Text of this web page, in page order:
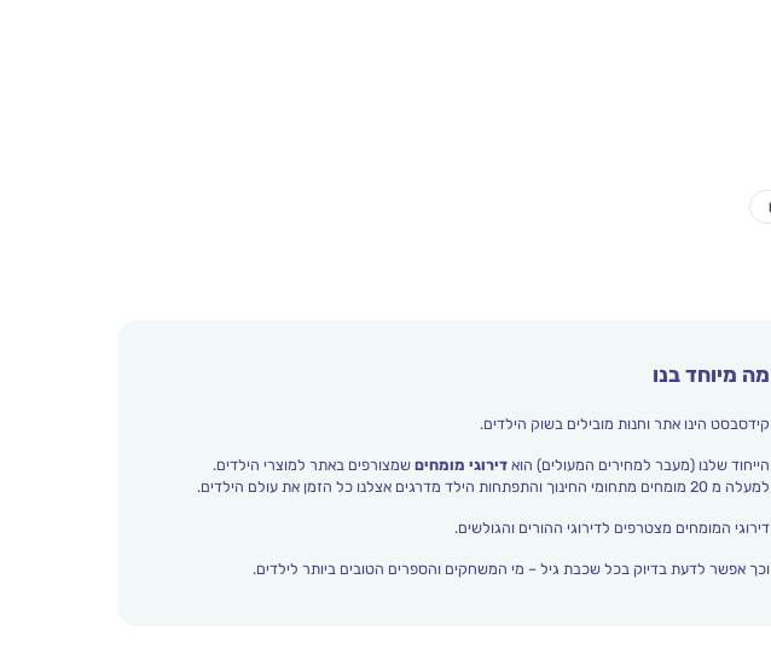
מה מיוחד בנו
קידסבסט הינו אתר וחנות מובילים בשוק הילדים.
הייחוד שלנו (מעבר למחירים המעולים) הוא דירוגי מומחיםשמצורפים באתר למוצרי הילדים.
למעלה מ 20 מומחים מתחומי החינוך והתפתחות הילד מדרגים אצלנו כל הזמן את עולם הילדים.
דירוגי המומחים מצטרפים לדירוגי ההורים והגולשים.
וכך אפשר לדעת בדיוק בכל שכבת גיל – מי המשחקים והספרים הטובים ביותר לילדים.